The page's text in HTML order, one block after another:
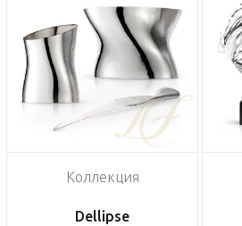
Коллекция
Dellipse